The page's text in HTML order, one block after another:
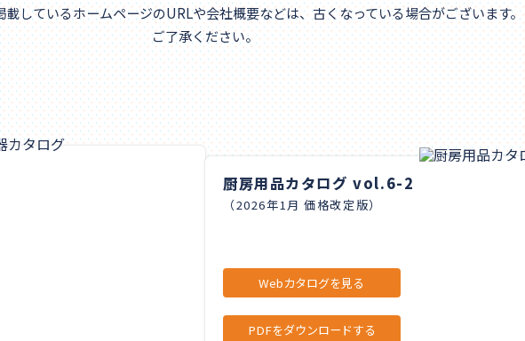
載しているホームページのURLや会社概要などは、古くなっている場合がございます。
ご了承ください。
厨房用品カタログ vol.6-2
（2026年1月 価格改定版）
Webカタログを見る
PDFをダウンロードする